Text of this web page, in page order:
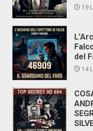
19
del
14